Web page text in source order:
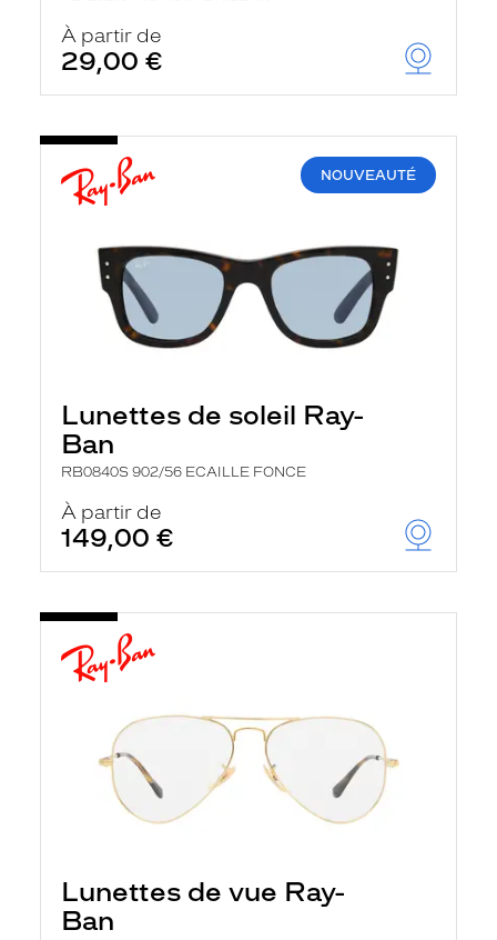
À partir de
29,00 €
NOUVEAUTÉ
Lunettes de soleil Ray-
Ban
RB0840S 902/56 ECAILLE FONCE
À partir de
149,00 €
Lunettes de vue Ray-
Ban